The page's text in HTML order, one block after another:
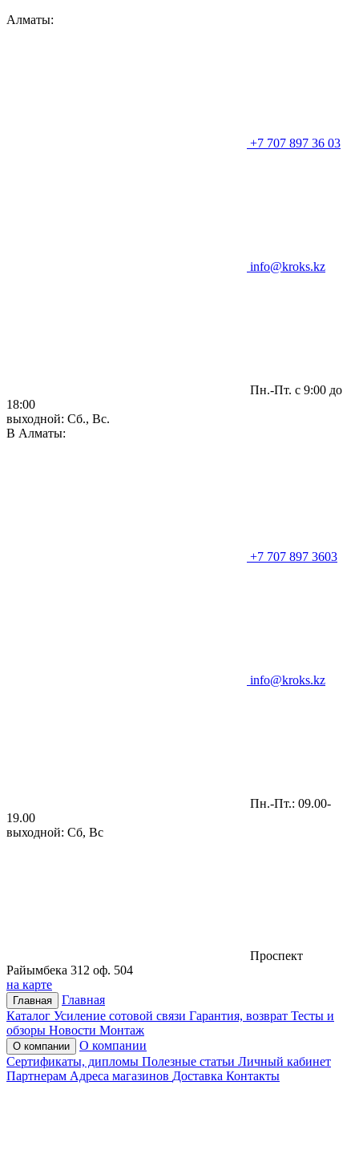
Алматы:
+7 707 897 36 03
info@kroks.kz
Пн.-Пт. с 9:00 до
18:00
выходной: Сб., Вс.
В Алматы:
+7 707 897 3603
info@kroks.kz
Пн.-Пт.: 09.00-
19.00
выходной: Сб, Вс
Проспект
Райымбека 312 оф. 504
на карте
Главная
Главная
Каталог Усиление сотовой связи Гарантия, возврат Тесты и
обзоры Новости Монтаж
О компании
О компании
Сертификаты, дипломы Полезные статьи Личный кабинет
Партнерам Адреса магазинов Доставка Контакты